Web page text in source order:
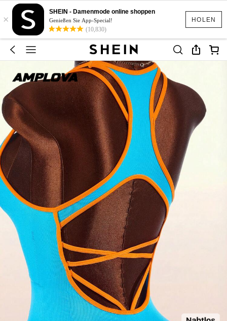
HOLEN
×
SHEIN - Damenmode online shoppen
Genießen Sie App-Special!
(10,830)